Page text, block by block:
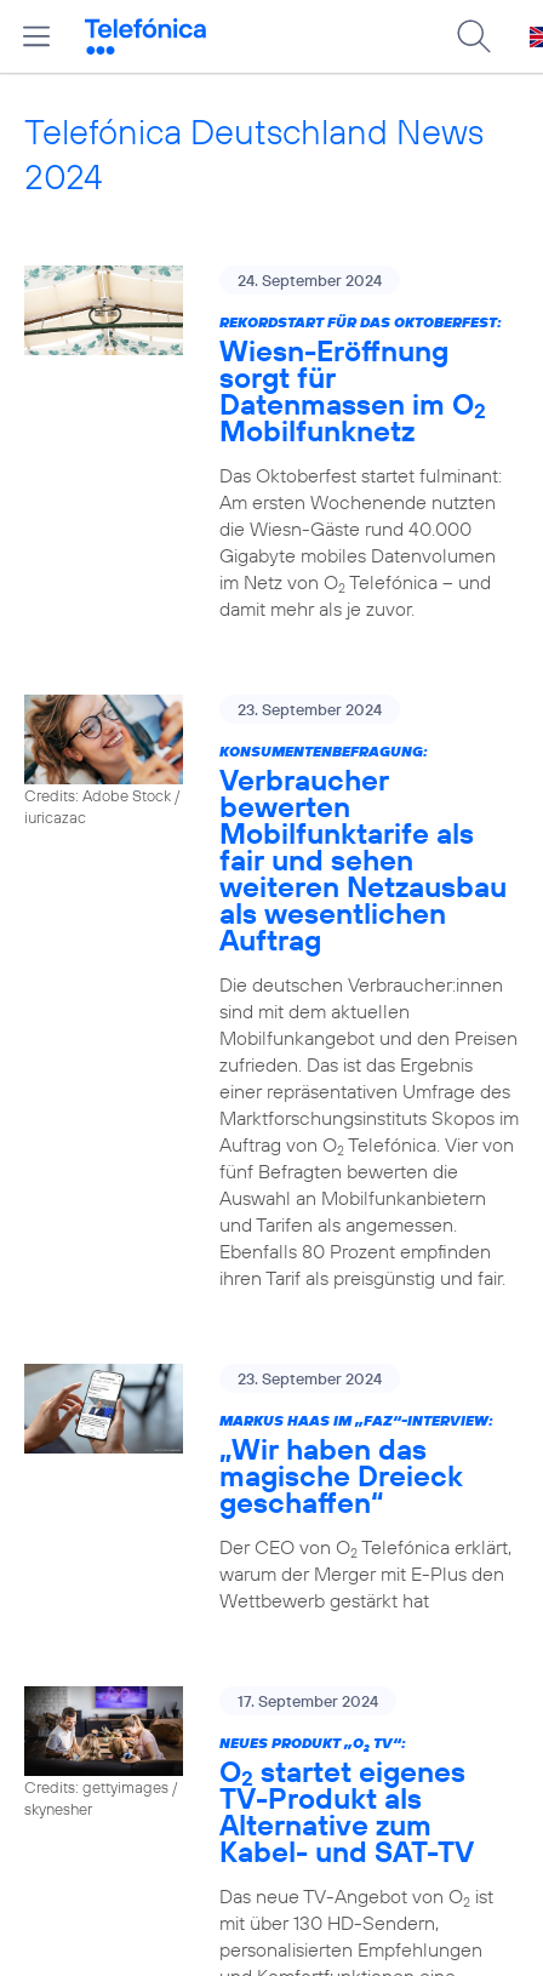
Telefónica Deutschland News
2024
24. September 2024
REKORDSTART FÜR DAS OKTOBERFEST:
Wiesn-Eröffnung
sorgt für
Datenmassen im O2
Mobilfunknetz
Das Oktoberfest startet fulminant:
Am ersten Wochenende nutzten
die Wiesn-Gäste rund 40.000
Gigabyte mobiles Datenvolumen
im Netz von O2Telefónica – und
damit mehr als je zuvor.
Credits: Adobe Stock /
iuricazac
23. September 2024
KONSUMENTENBEFRAGUNG:
Verbraucher
bewerten
Mobilfunktarife als
fair und sehen
weiteren Netzausbau
als wesentlichen
Auftrag
Die deutschen Verbraucher:innen
sind mit dem aktuellen
Mobilfunkangebot und den Preisen
zufrieden. Das ist das Ergebnis
einer repräsentativen Umfrage des
Marktforschungsinstituts Skopos im
Auftrag von O2Telefónica. Vier von
fünf Befragten bewerten die
Auswahl an Mobilfunkanbietern
und Tarifen als angemessen.
Ebenfalls 80 Prozent empfinden
ihren Tarif als preisgünstig und fair.
23. September 2024
MARKUS HAAS IM „FAZ“-INTERVIEW:
„Wir haben das
magische Dreieck
geschaffen“
Der CEO von O2Telefónica erklärt,
warum der Merger mit E-Plus den
Wettbewerb gestärkt hat
Credits: gettyimages /
skynesher
17. September 2024
NEUES PRODUKT „O2TV“:
O2 startet eigenes
TV-Produkt als
Alternative zum
Kabel- und SAT-TV
Das neue TV-Angebot von O2ist
mit über 130 HD-Sendern,
personalisierten Empfehlungen